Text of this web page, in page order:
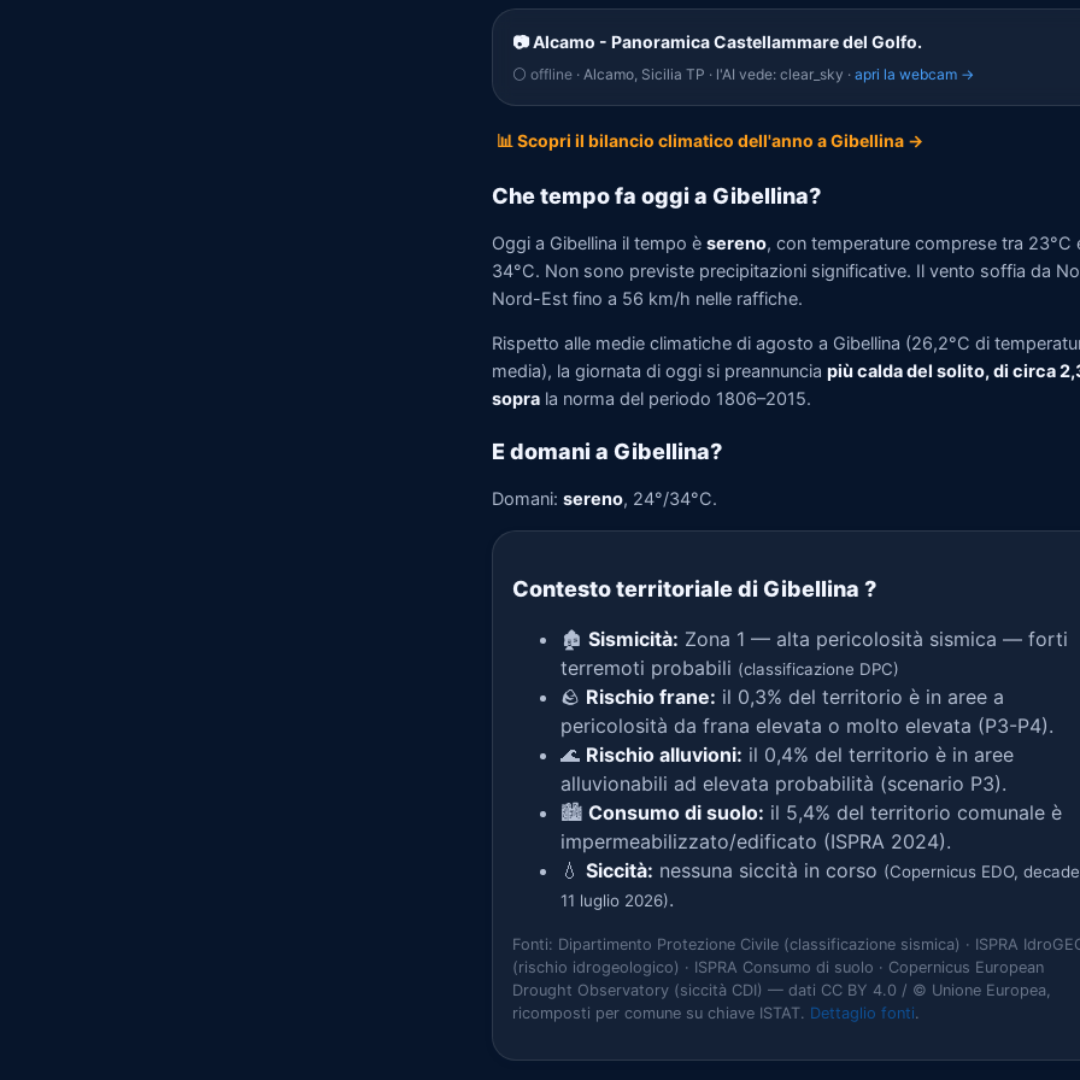
📷 Alcamo - Panoramica Castellammare del Golfo.
⚪ offline · Alcamo, Sicilia TP · l'AI vede: clear_sky · apri la webcam →
📊 Scopri il bilancio climatico dell'anno a Gibellina →
Che tempo fa oggi a Gibellina?
Oggi a Gibellina il tempo è sereno, con temperature comprese tra 23°C
34°C. Non sono previste precipitazioni significative. Il vento soffia da
Nord-Est fino a 56 km/h nelle raffiche.
Rispetto alle medie climatiche di agosto a Gibellina (26,2°C di
media), la giornata di oggi si preannuncia più calda del solito, di circa
sopra la norma del periodo 1806–2015.
E domani a Gibellina?
Domani: sereno, 24°/34°C.
Contesto territoriale di Gibellina ?
🏚️ Sismicità: Zona 1 — alta pericolosità sismica — forti
terremoti probabili (classificazione DPC)
🪨 Rischio frane: il 0,3% del territorio è in aree a
pericolosità da frana elevata o molto elevata (P3-P4).
🌊 Rischio alluvioni: il 0,4% del territorio è in aree
alluvionabili ad elevata probabilità (scenario P3).
🏙️ Consumo di suolo: il 5,4% del territorio comunale è
impermeabilizzato/edificato (ISPRA 2024).
💧 Siccità: nessuna siccità in corso (Copernicus EDO,
11 luglio 2026).
Fonti: Dipartimento Protezione Civile (classificazione sismica) · ISPRA
(rischio idrogeologico) · ISPRA Consumo di suolo · Copernicus European
Drought Observatory (siccità CDI) — dati CC BY 4.0 / © Unione Europea,
ricomposti per comune su chiave ISTAT. Dettaglio fonti.